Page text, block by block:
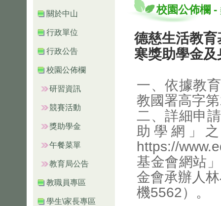
關於中山
行政單位
行政公告
校園公佈欄
研習資訊
競賽活動
獎助學金
午餐菜單
教育局公告
教職員專區
學生\家長專區
校園公佈欄 -
德慈生活教
寒獎助學金
一、依據教
教國署高字
二、詳細申
助學網」
https://
基金會網站
金會承辦人
機5562）。